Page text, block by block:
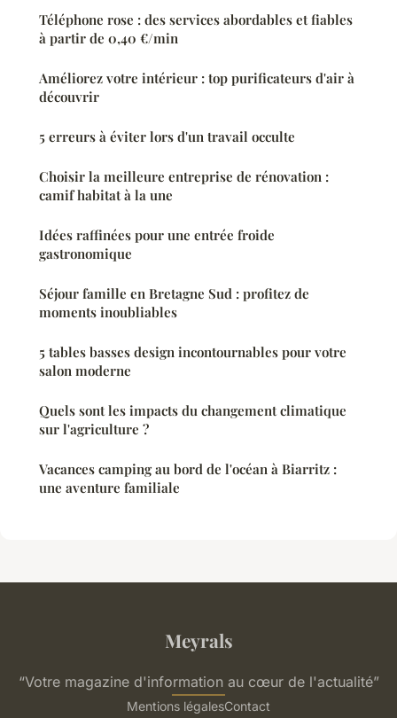
Téléphone rose : des services abordables et fiables
à partir de 0,40 €/min
Améliorez votre intérieur : top purificateurs d'air à
découvrir
5 erreurs à éviter lors d'un travail occulte
Choisir la meilleure entreprise de rénovation :
camif habitat à la une
Idées raffinées pour une entrée froide
gastronomique
Séjour famille en Bretagne Sud : profitez de
moments inoubliables
5 tables basses design incontournables pour votre
salon moderne
Quels sont les impacts du changement climatique
sur l'agriculture ?
Vacances camping au bord de l'océan à Biarritz :
une aventure familiale
Meyrals
“Votre magazine d'information au cœur de l'actualité”
Mentions légalesContact